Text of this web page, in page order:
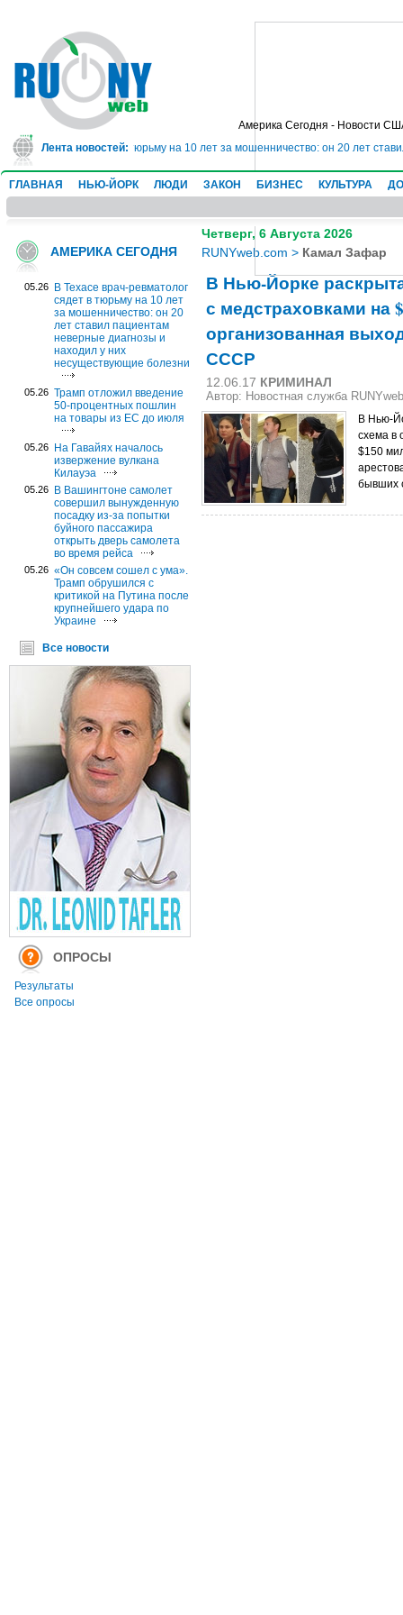
Америка Сегодня - Новости
Лента новостей:
ревматолог сядет в тюрьму на 10 лет за мошенничество: он 20 лет
ГЛАВНАЯ НЬЮ-ЙОРК ЛЮДИ ЗАКОН БИЗНЕС КУЛЬТУРА
АМЕРИКА СЕГОДНЯ
05.26
В Техасе врач-ревматолог
сядет в тюрьму на 10 лет
за мошенничество: он 20
лет ставил пациентам
неверные диагнозы и
находил у них
несуществующие болезни
05.26 Трамп отложил введение
50-процентных пошлин
на товары из ЕС до июля
05.26
На Гавайях началось
извержение вулкана
Килауэа
05.26
В Вашингтоне самолет
совершил вынужденную
посадку из-за попытки
буйного пассажира
открыть дверь самолета
во время рейса
05.26 «Он совсем сошел с ума».
Трамп обрушился с
критикой на Путина после
крупнейшего удара по
Украине
Все новости
ОПРОСЫ
Результаты
Все опросы
Четверг, 6 Августа 2026
RUNYweb.com > Камал Зафар
В Нью-Йорке
с медстраховками на
организованная
СССР
12.06.17 КРИМИНАЛ
Автор: Новостная служба RUNYweb
В Нью-
схема в
$150
бывших